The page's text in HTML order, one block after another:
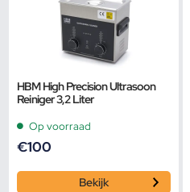
HBM High Precision Ultrasoon
Reiniger 3,2 Liter
Op voorraad
€100
Bekijk